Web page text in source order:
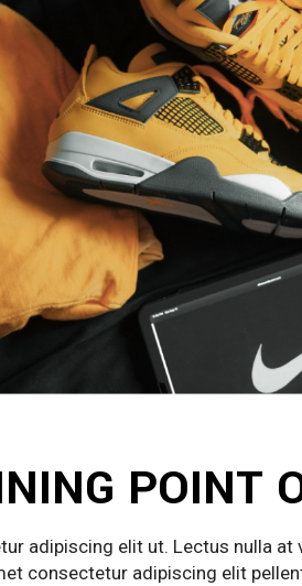
POINT
adipiscing elit ut. Lectus nulla
consectetur adipiscing elit